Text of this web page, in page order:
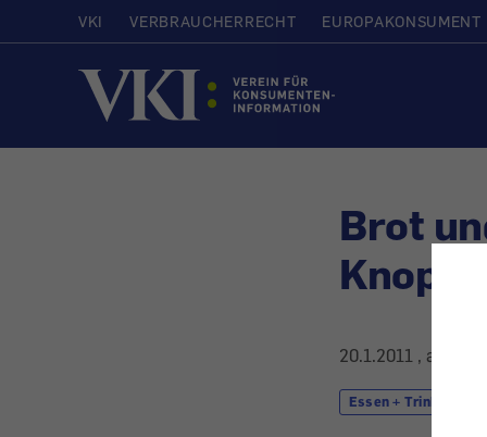
VKI VERBRAUCHERRECHT EUROPAKONSUMENT
Startseite
Brot
20.1.2011 ,
Essen + Trinken